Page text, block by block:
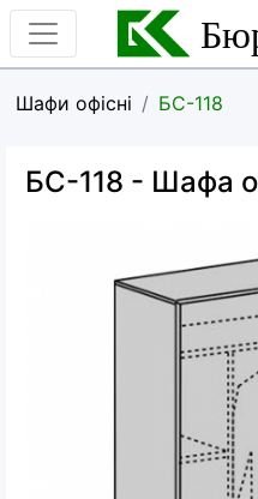
Шафи офісні БС-118
БС-118 - Шафа